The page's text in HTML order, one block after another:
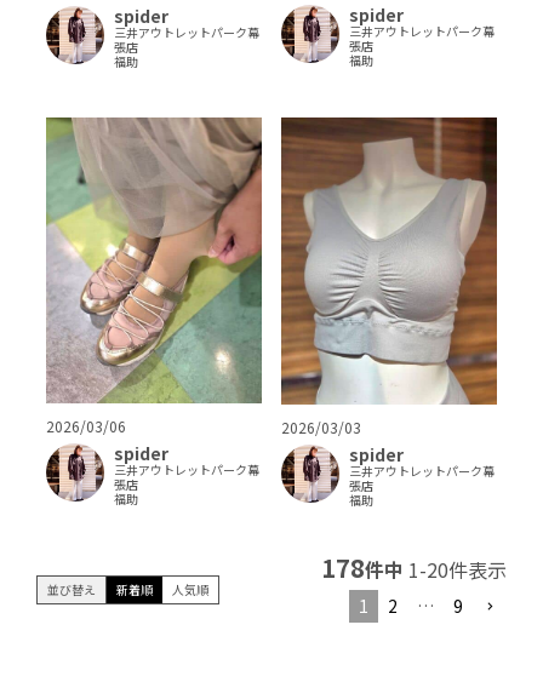
spider
三井アウトレットパーク幕
張店
福助
spider
三井アウトレットパーク幕
張店
福助
2026/03/06
spider
三井アウトレットパーク幕
張店
福助
2026/03/03
spider
三井アウトレットパーク幕
張店
福助
並び替え 新着順 人気順
178件中 1-20件表示
1 2 … 9